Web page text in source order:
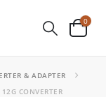
0
& ADAPTER
CONVERTER